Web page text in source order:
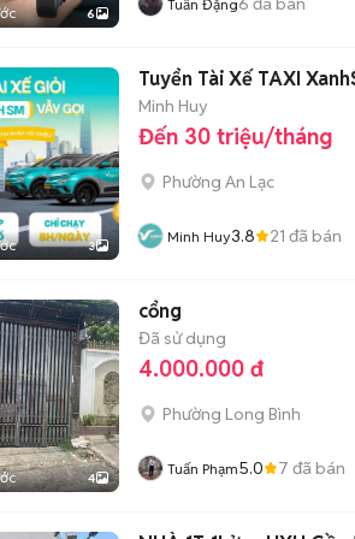
6 Tuấn Đặng
3
Tuyển Tài Xế TAXI
Minh Huy
Đến 30 triệu/tháng
Phường An Lạc
Minh Huy3.8 21 đã bán
4
cổng
Đã sử dụng
4.000.000 đ
Phường Long Bình
Tuấn Phạm5.0 7 đã bán